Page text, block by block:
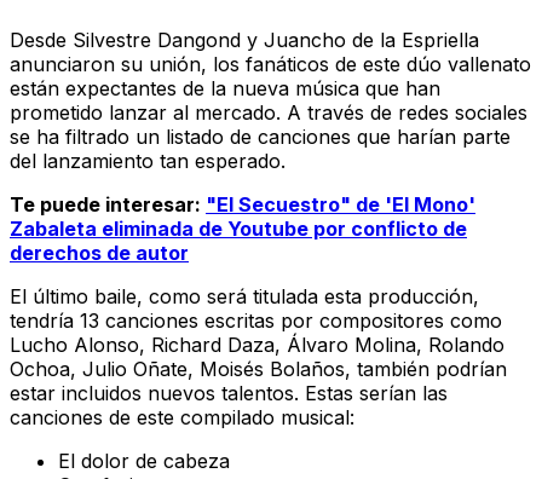
Desde Silvestre Dangond y Juancho de la Espriella
anunciaron su unión, los fanáticos de este dúo vallenato
están expectantes de la nueva música que han
prometido lanzar al mercado. A través de redes sociales
se ha filtrado un listado de canciones que harían parte
del lanzamiento tan esperado.
Te puede interesar: "El Secuestro" de 'El Mono'
Zabaleta eliminada de Youtube por conflicto de
derechos de autor
El último baile, como será titulada esta producción,
tendría 13 canciones escritas por compositores como
Lucho Alonso, Richard Daza, Álvaro Molina, Rolando
Ochoa, Julio Oñate, Moisés Bolaños, también podrían
estar incluidos nuevos talentos. Estas serían las
canciones de este compilado musical:
El dolor de cabeza